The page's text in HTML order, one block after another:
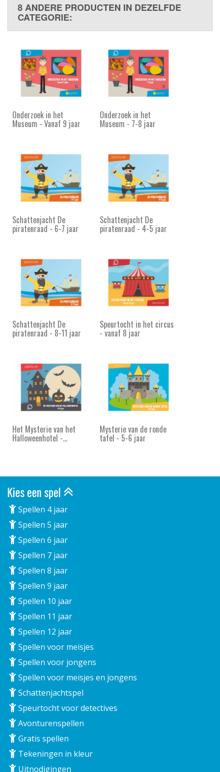
8 ANDERE PRODUCTEN IN DEZELFDE
CATEGORIE:
Onderzoek in het
Museum - Vanaf 9 jaar
Onderzoek in het
Museum - 7-8 jaar
Schattenjacht De
piratenraad - 6-7 jaar
Schattenjacht De
piratenraad - 4-5 jaar
Schattenjacht De
piratenraad - 8-11 jaar
Speurtocht in het circus
- vanaf 8 jaar
Het Mysterie van het
Halloweenhotel -...
Mysterie van de ronde
tafel - 5-6 jaar
Kies een spel
Spellen 4 jaar
Spellen 5 jaar
Spellen 6 jaar
Spellen 7 jaar
Spellen 8 jaar
Spellen 9 jaar
Spellen 10 jaar
Spellen 11 jaar
Spellen 12 jaar
Spellen voor meisjes
Spellen voor jongens
Spellen voor meisjes en jongens
Schattenjachtspel
Speurtocht voor detectives
Avonturenspellen
Gratis spellen
Tekeningen in kleur
Uitnodigingen